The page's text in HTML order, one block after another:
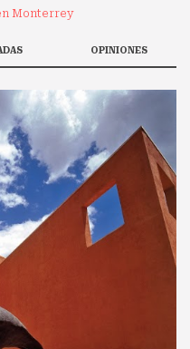
Monterrey
OPINIONES